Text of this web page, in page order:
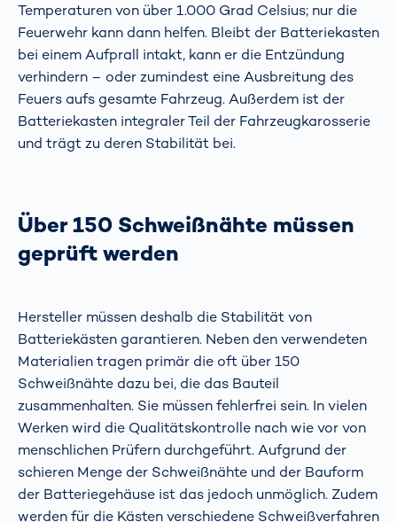
Temperaturen von über 1.000 Grad Celsius; nur die
Feuerwehr kann dann helfen. Bleibt der Batteriekasten
bei einem Aufprall intakt, kann er die Entzündung
verhindern – oder zumindest eine Ausbreitung des
Feuers aufs gesamte Fahrzeug. Außerdem ist der
Batteriekasten integraler Teil der Fahrzeugkarosserie
und trägt zu deren Stabilität bei.
Über 150 Schweißnähte müssen
geprüft werden
Hersteller müssen deshalb die Stabilität von
Batteriekästen garantieren. Neben den verwendeten
Materialien tragen primär die oft über 150
Schweißnähte dazu bei, die das Bauteil
zusammenhalten. Sie müssen fehlerfrei sein. In vielen
Werken wird die Qualitätskontrolle nach wie vor von
menschlichen Prüfern durchgeführt. Aufgrund der
schieren Menge der Schweißnähte und der Bauform
der Batteriegehäuse ist das jedoch unmöglich. Zudem
werden für die Kästen verschiedene Schweißverfahren